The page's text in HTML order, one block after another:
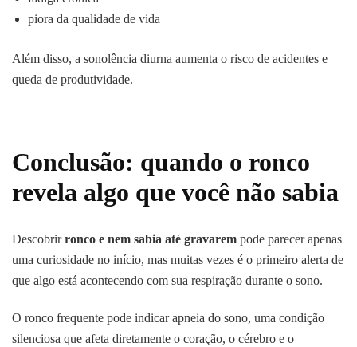
piora da qualidade de vida
Além disso, a sonolência diurna aumenta o risco de acidentes e
queda de produtividade.
Conclusão: quando o ronco
revela algo que você não sabia
Descobrirronco e nem sabia até gravarem pode parecer apenas
uma curiosidade no início, mas muitas vezes é o primeiro alerta de
que algo está acontecendo com sua respiração durante o sono.
O ronco frequente pode indicar apneia do sono, uma condição
silenciosa que afeta diretamente o coração, o cérebro e o